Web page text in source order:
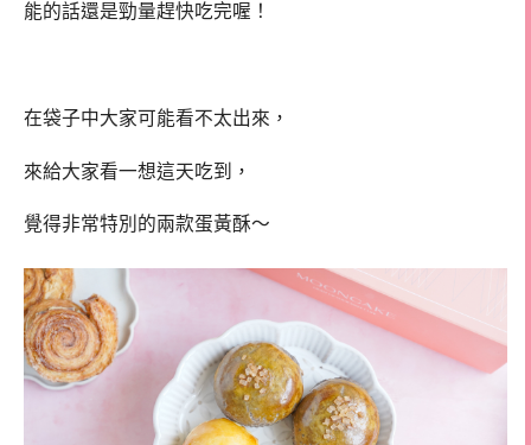
能的話還是勁量趕快吃完喔！
在袋子中大家可能看不太出來，
來給大家看一想這天吃到，
覺得非常特別的兩款蛋黃酥～